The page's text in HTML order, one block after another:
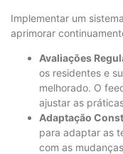
Implementar um
aprimorar
Avaliações
os residentes e
melhorado. O
ajustar as
Adaptação
para adaptar as
com as